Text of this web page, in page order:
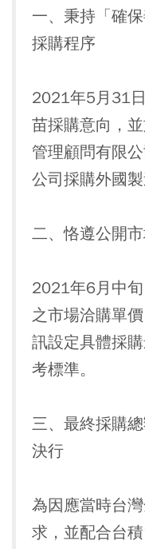
一、秉持「確
採購程序
2021年5月31
苗採購意向，
管理顧問有限
公司採購外國製
二、恪遵公開
2021年6月中
之市場洽購單
訊設定具體採
考標準。
三、最終採購
決行
為因應當時台
求，並配合台